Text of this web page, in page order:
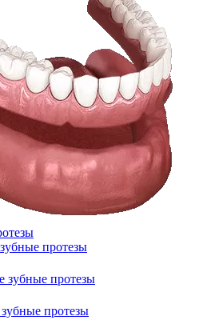
протезы
зубные протезы
протезы